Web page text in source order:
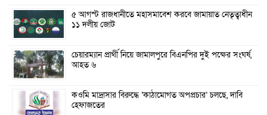
৫ আগস্ট রাজধানীতে মহাসমাবেশ করবে জামায়াত নেতৃত্বাধীন
১১ দলীয় জোট
চেয়ারম্যান প্রার্থী নিয়ে জামালপুরে বিএনপির দুই পক্ষের সংঘর্ষ,
আহত ৬
কওমি মাদ্রাসার বিরুদ্ধে ‘কাঠামোগত অপপ্রচার’ চলছে, দাবি
হেফাজতের